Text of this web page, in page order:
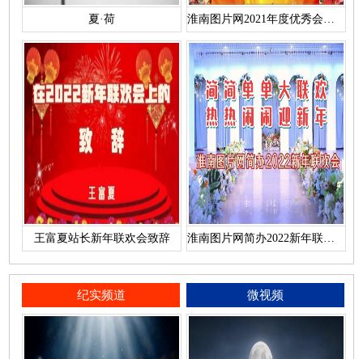
夏·荷 淮南图片网2021年度优秀会员名单
王富夏站长新年联欢会致辞 淮南图片网简办2022新年联欢会
纪实频道 微视频